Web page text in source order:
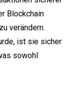
Blockchain
verändern.
ist sie sicher
sowohl